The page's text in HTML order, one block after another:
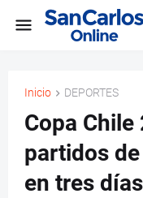
Inicio DEPORTES
Copa
partidos
en tres días